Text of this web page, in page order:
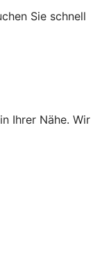
Sie schnell
Ihrer Nähe. Wir